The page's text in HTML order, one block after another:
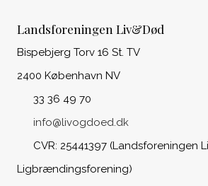
Landsforeningen Liv&Død
Bispebjerg Torv 16 St. TV
2400 København NV
33 36 49 70
info@livogdoed.dk
CVR: 25441397 (Landsforeningen
Ligbrændingsforening)